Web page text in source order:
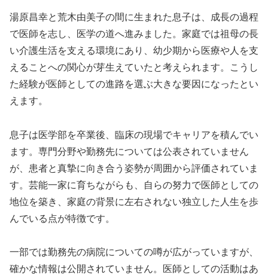
湯原昌幸と荒木由美子の間に生まれた息子は、成長の過程
で医師を志し、医学の道へ進みました。家庭では祖母の長
い介護生活を支える環境にあり、幼少期から医療や人を支
えることへの関心が芽生えていたと考えられます。こうし
た経験が医師としての進路を選ぶ大きな要因になったとい
えます。
息子は医学部を卒業後、臨床の現場でキャリアを積んでい
ます。専門分野や勤務先については公表されていません
が、患者と真摯に向き合う姿勢が周囲から評価されていま
す。芸能一家に育ちながらも、自らの努力で医師としての
地位を築き、家庭の背景に左右されない独立した人生を歩
んでいる点が特徴です。
一部では勤務先の病院についての噂が広がっていますが、
確かな情報は公開されていません。医師としての活動はあ